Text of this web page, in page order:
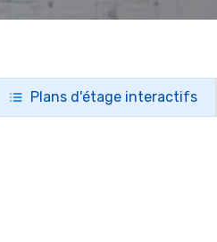
Plans d'étage interactifs